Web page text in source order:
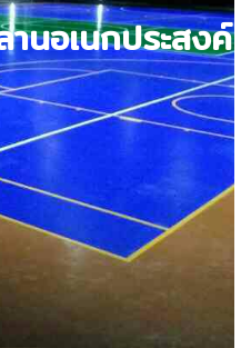
นอเนกประสงค์
ลงาน